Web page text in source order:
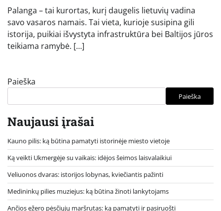
Palanga – tai kurortas, kurį daugelis lietuvių vadina
savo vasaros namais. Tai vieta, kurioje susipina gili
istorija, puikiai išvystyta infrastruktūra bei Baltijos jūros
teikiama ramybė. […]
Paieška
Paieška
Naujausi įrašai
Kauno pilis: ką būtina pamatyti istorinėje miesto vietoje
Ką veikti Ukmergėje su vaikais: idėjos šeimos laisvalaikiui
Veliuonos dvaras: istorijos lobynas, kviečiantis pažinti
Medininkų pilies muziejus: ką būtina žinoti lankytojams
Ančios ežero pėsčiųjų maršrutas: ką pamatyti ir pasiruošti